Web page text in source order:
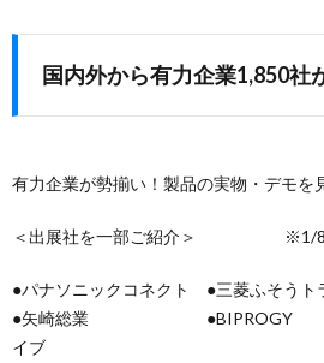
国内外から有力企業1,850社
有力企業が勢揃い！製品の実物・デモを
＜出展社を一部ご紹介＞ ※1/8時
●パナソニックコネクト ●三菱ふそう
●矢崎総業
イブ